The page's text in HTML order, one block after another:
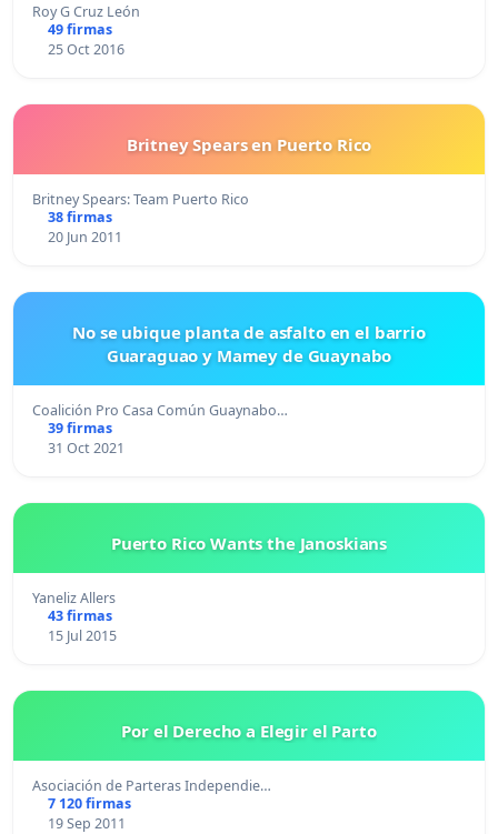
Roy G Cruz León
49 firmas
25 Oct 2016
Britney Spears en Puerto Rico
Britney Spears: Team Puerto Rico
38 firmas
20 Jun 2011
No se ubique planta de asfalto en el barrio
Guaraguao y Mamey de Guaynabo
Coalición Pro Casa Común Guaynabo…
39 firmas
31 Oct 2021
Puerto Rico Wants the Janoskians
Yaneliz Allers
43 firmas
15 Jul 2015
Por el Derecho a Elegir el Parto
Asociación de Parteras Independie…
7 120 firmas
19 Sep 2011